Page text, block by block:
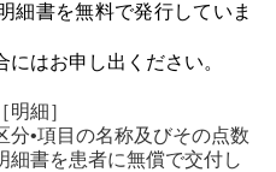
細書を無料で発行していま
お申し出ください。
細］
•項目の名称及びその点数
細書を患者に無償で交付し